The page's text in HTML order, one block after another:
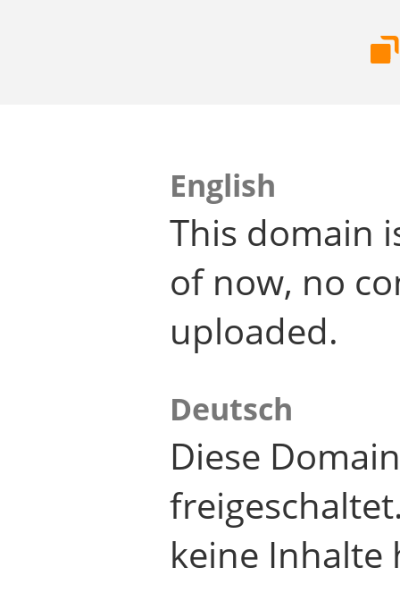
English
This domain
of now, no
uploaded.
Deutsch
Diese
keine Inhalte